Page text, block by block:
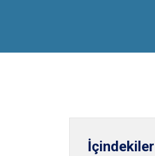
İçindekiler